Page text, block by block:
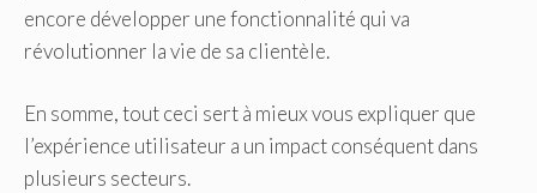
encore développer une fonctionnalité qui va
révolutionner la vie de sa clientèle.
En somme, tout ceci sert à mieux vous expliquer que
l’expérience utilisateur a un impact conséquent dans
plusieurs secteurs.